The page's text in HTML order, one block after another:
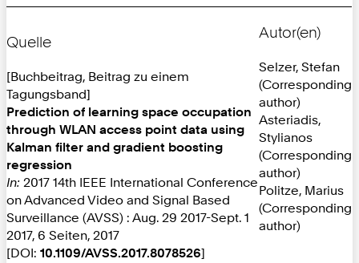
Quelle
[Buchbeitrag, Beitrag zu einem
Tagungsband]
Prediction of learning space occupation
through WLAN access point data using
Kalman filter and gradient boosting
regression
In: 2017 14th IEEE International Conference
on Advanced Video and Signal Based
Surveillance (AVSS) : Aug. 29 2017-Sept. 1
2017, 6 Seiten, 2017
[DOI: 10.1109/AVSS.2017.8078526]
Autor(en)
Selzer, Stefan
(Corresponding
author)
Asteriadis,
Stylianos
(Corresponding
author)
Politze, Marius
(Corresponding
author)